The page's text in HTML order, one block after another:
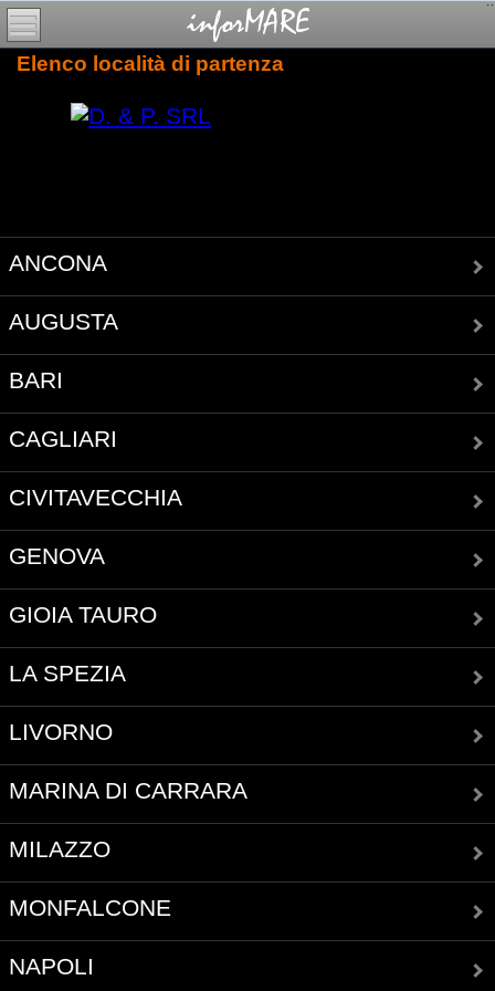
Elenco località di partenza
ANCONA
AUGUSTA
BARI
CAGLIARI
CIVITAVECCHIA
GENOVA
GIOIA TAURO
LA SPEZIA
LIVORNO
MARINA DI CARRARA
MILAZZO
MONFALCONE
NAPOLI